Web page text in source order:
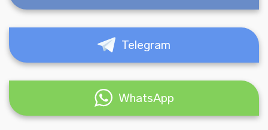
Telegram
WhatsApp